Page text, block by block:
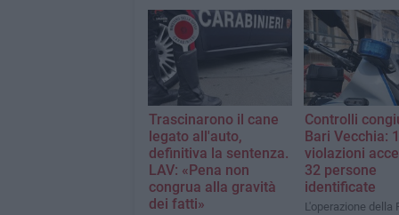
particolare tra San Giorgio e
Torre a Mare
polizia e 17 minori
Trascinarono il cane
legato all'auto,
definitiva la sentenza.
LAV: «Pena non
congrua alla gravità
dei fatti»
Controlli
Bari Vecchia:
violazioni
32 persone
identificate
L'operazione della